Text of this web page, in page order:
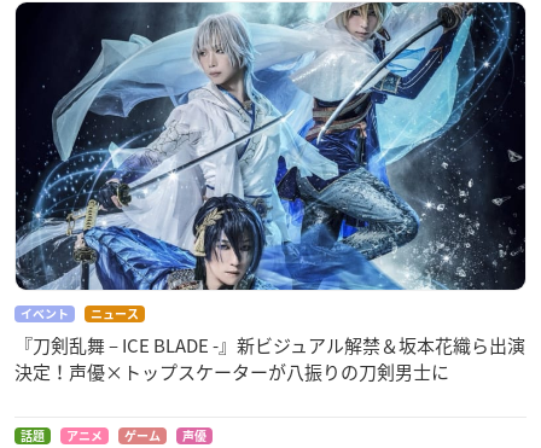
続 刀剣乱舞 －花丸－
大和守安定
僕の彼女がマジメ過
ぎるしょびっちな件
篠崎遥
お酒は夫婦になって
から
水沢壮良
Bloodivores 刀剣乱舞 －花丸－ バーナード嬢曰く。
イベント ニュース
『刀剣乱舞 – ICE BLADE -』新ビジュアル解禁＆坂本花織ら出演
決定！声優×トップスケーターが八振りの刀剣男士に
話題 アニメ ゲーム 声優